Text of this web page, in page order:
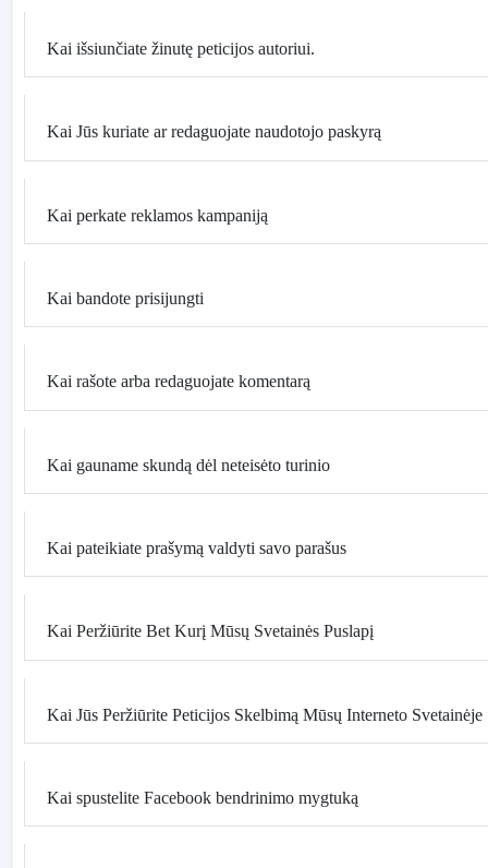
Kai išsiunčiate žinutę peticijos autoriui.
Kai Jūs kuriate ar redaguojate naudotojo paskyrą
Kai perkate reklamos kampaniją
Kai bandote prisijungti
Kai rašote arba redaguojate komentarą
Kai gauname skundą dėl neteisėto turinio
Kai pateikiate prašymą valdyti savo parašus
Kai Peržiūrite Bet Kurį Mūsų Svetainės Puslapį
Kai Jūs Peržiūrite Peticijos Skelbimą Mūsų Interneto Svetainėje
Kai spustelite Facebook bendrinimo mygtuką